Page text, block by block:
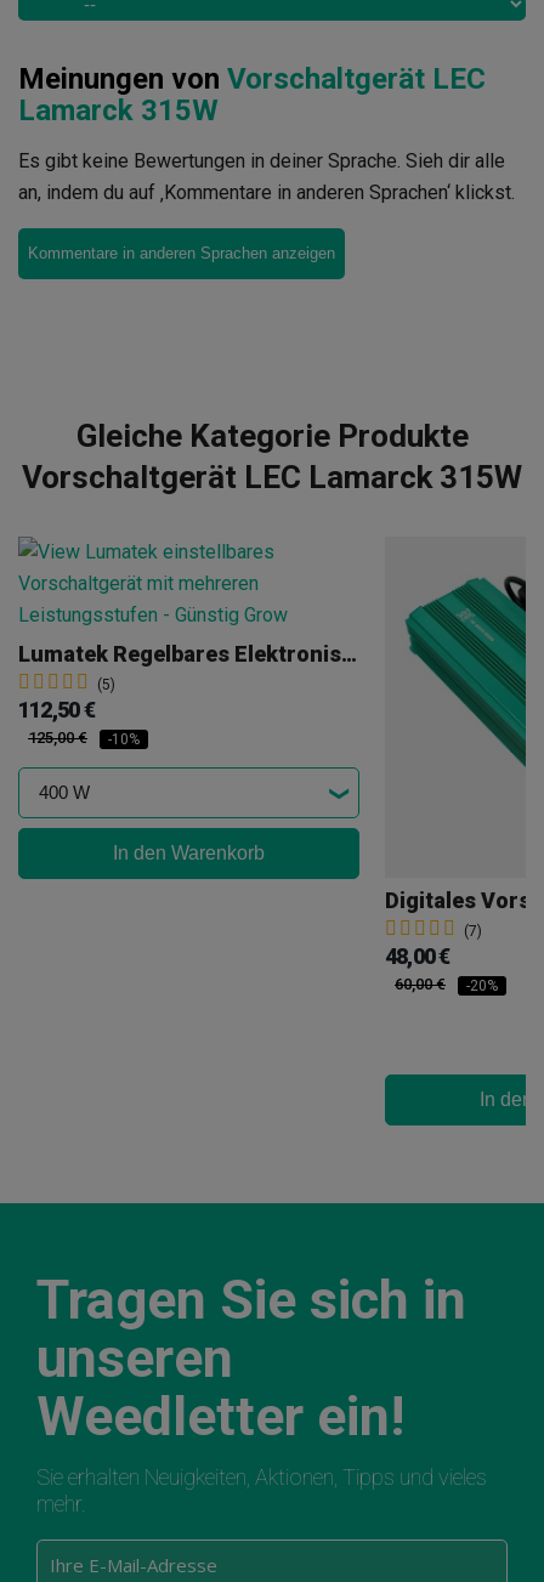
Meinungen von Vorschaltgerät LEC
Lamarck 315W
Es gibt keine Bewertungen in deiner Sprache. Sieh dir alle
an, indem du auf ‚Kommentare in anderen Sprachen‘ klickst.
Kommentare in anderen Sprachen anzeigen
Gleiche Kategorie Produkte
Vorschaltgerät LEC Lamarck 315W
Lumatek Regelbares Elektronisches Vorschaltgerät
(5)
112,50 €
125,00 € -10%
In den Warenkorb
(7)
48,00 €
60,00 € -20%
In den
Tragen Sie sich in
unseren
Weedletter ein!
Sie erhalten Neuigkeiten, Aktionen, Tipps und vieles
mehr.